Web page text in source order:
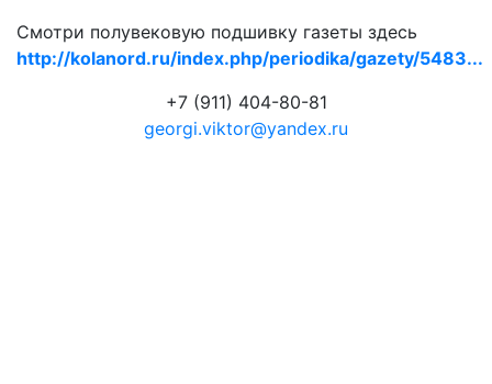
Смотри полувековую подшивку газеты здесь
http://kolanord.ru/index.php/periodika/gazety/5483...
+7 (911) 404-80-81
georgi.viktor@yandex.ru